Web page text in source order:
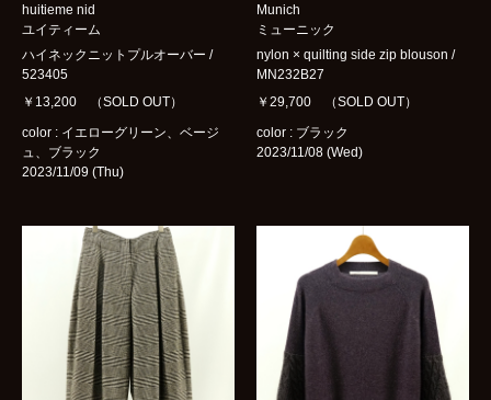
huitieme nid
ユイティーム
ハイネックニットプルオーバー /
523405
￥13,200 （SOLD OUT）
color : イエローグリーン、ベージ
ュ、ブラック
2023/11/09 (Thu)
Munich
ミューニック
nylon × quilting side zip blouson /
MN232B27
￥29,700 （SOLD OUT）
color : ブラック
2023/11/08 (Wed)